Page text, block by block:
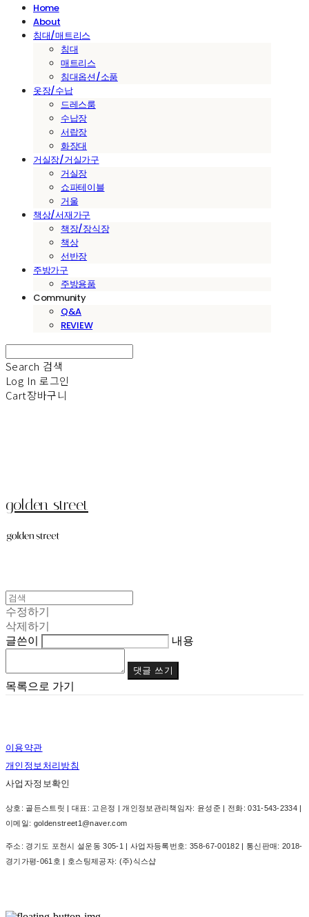
Home
About
침대/매트리스
침대
매트리스
침대옵션/소품
옷장/수납
드레스룸
수납장
서랍장
화장대
거실장/거실가구
거실장
쇼파테이블
거울
책상/서재가구
책장/장식장
책상
선반장
주방가구
주방용품
Community
Q&A
REVIEW
Search 검색
Log In 로그인
Cart장바구니
golden street
수정하기
삭제하기
글쓴이
내용
댓글 쓰기
목록으로 가기
이용약관
개인정보처리방침
사업자정보확인
상호: 골든스트릿 | 대표: 고은정 | 개인정보관리책임자: 윤성준 | 전화: 031-543-2334 |
이메일: goldenstreet1@naver.com
주소: 경기도 포천시 설운동 305-1 | 사업자등록번호: 358-67-00182| 통신판매: 2018-
경기가평-061호 | 호스팅제공자: (주)식스샵